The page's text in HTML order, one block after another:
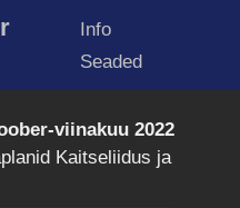
Info
Seaded
viinakuu 2022
Kaitseliidus ja